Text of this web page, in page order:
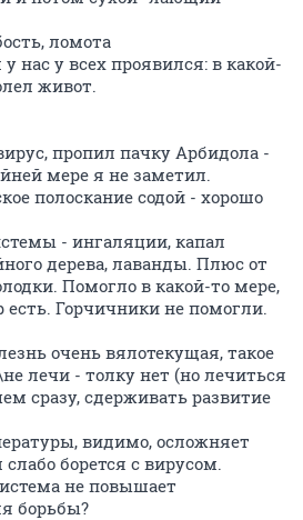
ломота
нас у всех проявился: в какой-
живот.
пропил пачку Арбидола -
мере я не заметил.
полоскание содой - хорошо
- ингаляции, капал
дерева, лаванды. Плюс от
Помогло в какой-то мере,
есть. Горчичники не помогли.
очень вялотекущая, такое
лечи - толку нет (но лечиться
сразу, сдерживать развитие
видимо, осложняет
борется с вирусом.
не повышает
борьбы?